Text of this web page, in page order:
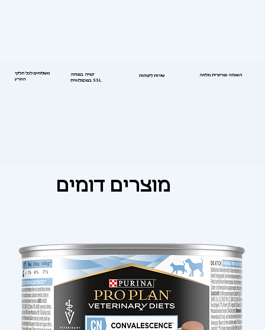
משלוחים לכל חלקי
הארץ
קנייה בטוחה
בטכנולוגיית SSL
שירות לקוחות השגחה וטרינרית מלאה
מוצרים דומים